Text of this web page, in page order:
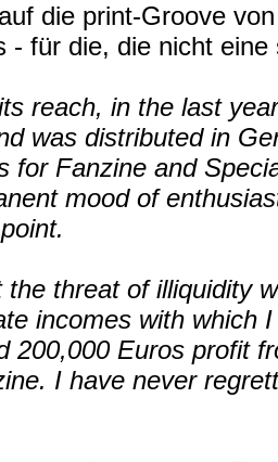
die print-Groove
- für die, die nicht
reach, in the last
was distributed in
for Fanzine and
mood of
threat of illiquidity
incomes with which
200,000 Euros profit
I have never